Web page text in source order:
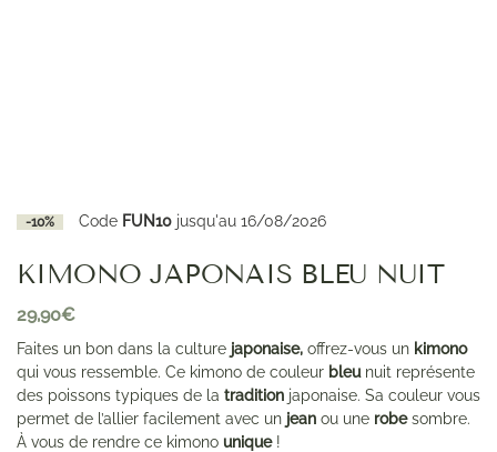
-10% Code FUN10 jusqu'au 16/08/2026
KIMONO JAPONAIS BLEU NUIT
29,90€
Faites un bon dans la culture japonaise, offrez-vous un kimono
qui vous ressemble. Ce kimono de couleur bleunuit représente
des poissons typiques de la tradition japonaise. Sa couleur vous
permet de l’allier facilement avec un jean ou une robesombre.
À vous de rendre ce kimono unique!